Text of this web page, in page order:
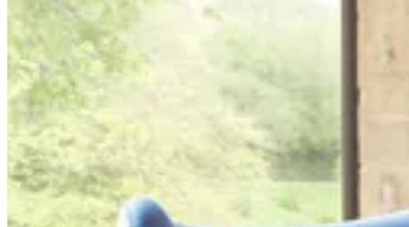
Первые пятьдесят лет существования компании отмечены
длинным списком престижных контрактов, которые
включают в себя производство мебели для датского
парламента и Верховного суда во дворце Кристиансбург,
копенгагенской ратуши и других значимых учреждений.
1934 год является вехой в истории бренда Fritz Hansen —
именно тогда компания начала плодотворное сотрудничество
с выдающимся датским архитектором и дизайнером Арне
Якобсеном. Это партнерство дало жизнь таким знаковым
изделиям, как кресла Ant, Egg и Swan.
В 1944 году архитектор и дизайнер Ханс Й. Вегнер создает